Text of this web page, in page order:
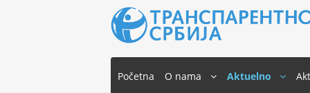
Početna O nama Aktuelno